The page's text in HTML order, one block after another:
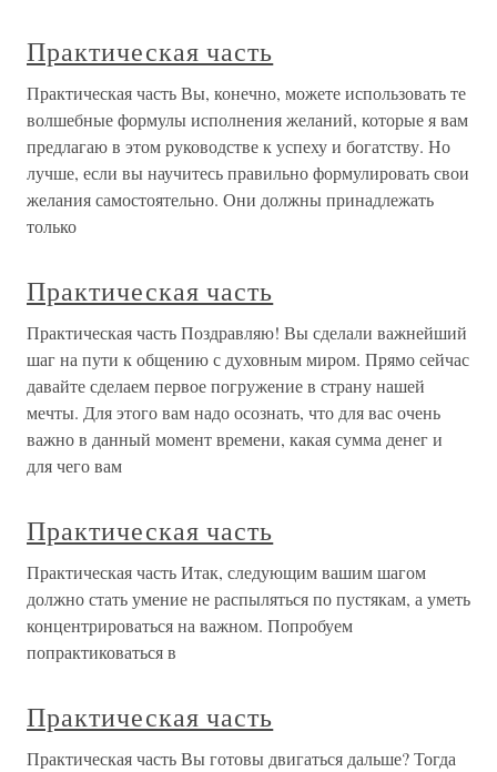
Практическая часть
Практическая часть Вы, конечно, можете использовать те
волшебные формулы исполнения желаний, которые я вам
предлагаю в этом руководстве к успеху и богатству. Но
лучше, если вы научитесь правильно формулировать свои
желания самостоятельно. Они должны принадлежать
только
Практическая часть
Практическая часть Поздравляю! Вы сделали важнейший
шаг на пути к общению с духовным миром. Прямо сейчас
давайте сделаем первое погружение в страну нашей
мечты. Для этого вам надо осознать, что для вас очень
важно в данный момент времени, какая сумма денег и
для чего вам
Практическая часть
Практическая часть Итак, следующим вашим шагом
должно стать умение не распыляться по пустякам, а уметь
концентрироваться на важном. Попробуем
попрактиковаться в
Практическая часть
Практическая часть Вы готовы двигаться дальше? Тогда